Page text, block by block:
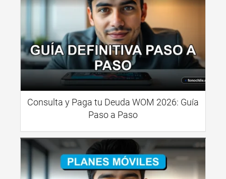
Consulta y Paga tu Deuda WOM 2026: Guía
Paso a Paso